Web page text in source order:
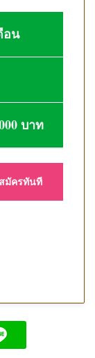
อน
บาท
มัครทันที